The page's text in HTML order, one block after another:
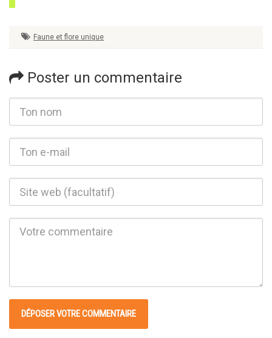
Faune et flore unique
Poster un commentaire